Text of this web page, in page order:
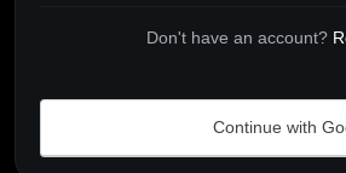
Don't have an account?
Continue with